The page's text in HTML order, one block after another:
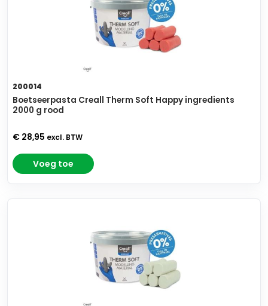
200014
Boetseerpasta Creall Therm Soft Happy ingredients
2000 g rood
€ 28,95 excl. BTW
Voeg toe